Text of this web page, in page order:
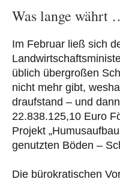
Was lange währt
Im Februar ließ sich
üblich übergroßen
nicht mehr gibt,
draufstand – und
22.838.125,10 Euro
Projekt
genutzten Böden –
Die bürokratischen